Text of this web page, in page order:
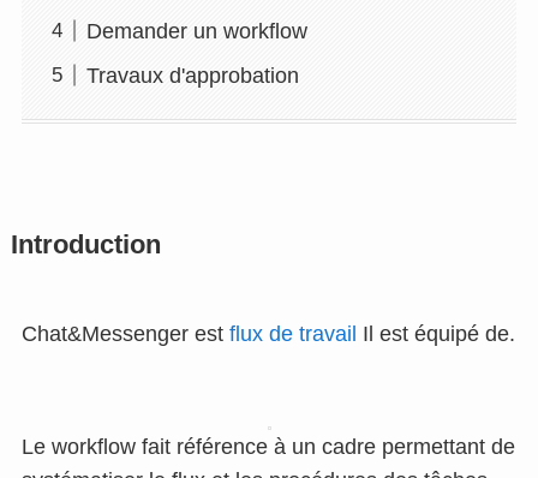
Demander un workflow
Travaux d'approbation
Introduction
Chat&Messenger est flux de travail Il est équipé de.
Le workflow fait référence à un cadre permettant de